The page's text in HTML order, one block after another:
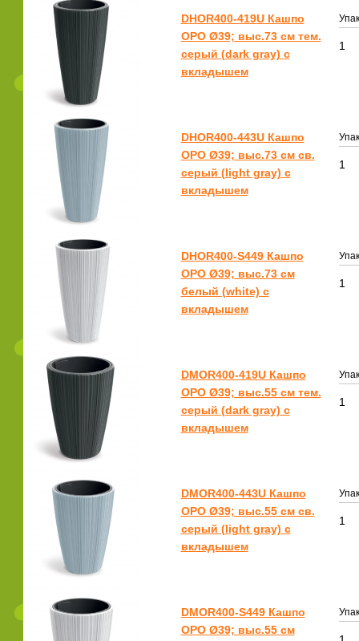
DHOR400-419U Кашпо
ОРО Ø39; выс.73 см тем.
серый (dark gray) с
вкладышем
1
DHOR400-443U Кашпо
ОРО Ø39; выс.73 см св.
серый (light gray) с
вкладышем
1
DHOR400-S449 Кашпо
ОРО Ø39; выс.73 см
белый (white) с
вкладышем
1
DMOR400-419U Кашпо
ОРО Ø39; выс.55 см тем.
серый (dark gray) с
вкладышем
1
DMOR400-443U Кашпо
ОРО Ø39; выс.55 см св.
серый (light gray) с
вкладышем
1
DMOR400-S449 Кашпо
ОРО Ø39; выс.55 см